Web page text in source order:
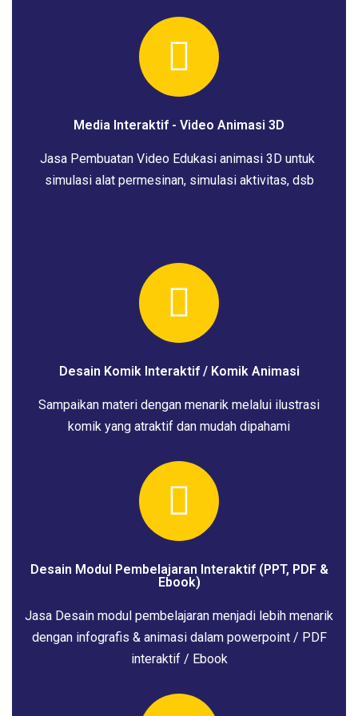
Media Interaktif - Video Animasi 3D
Jasa Pembuatan Video Edukasi animasi 3D untuk
simulasi alat permesinan, simulasi aktivitas, dsb
Desain Komik Interaktif / Komik Animasi
Sampaikan materi dengan menarik melalui ilustrasi
komik yang atraktif dan mudah dipahami
Desain Modul Pembelajaran Interaktif (PPT, PDF &
Ebook)
Jasa Desain modul pembelajaran menjadi lebih menarik
dengan infografis & animasi dalam powerpoint / PDF
interaktif / Ebook